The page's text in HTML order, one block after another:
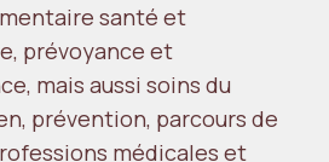
santé et
prévoyance et
mais aussi soins du
prévention, parcours de
médicales et